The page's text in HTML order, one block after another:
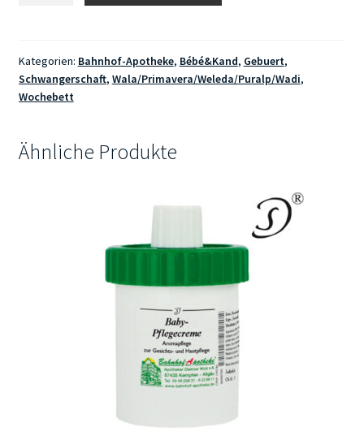
Duftmischung
Menge
Kategorien: Bahnhof-Apotheke, Bébé&Kand, Gebuert,
Schwangerschaft, Wala/Primavera/Weleda/Puralp/Wadi,
Wochebett
Ähnliche Produkte